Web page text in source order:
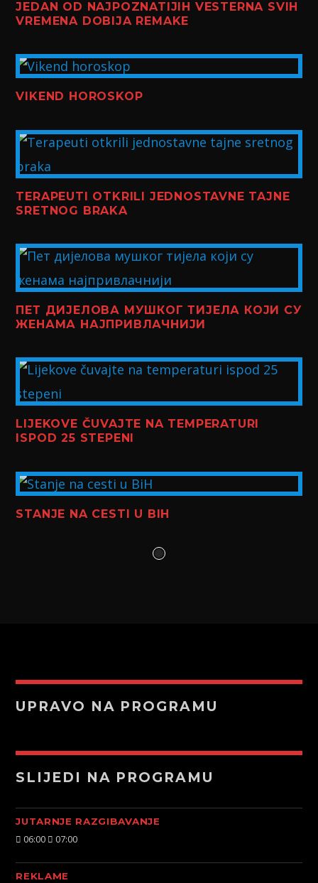
JEDAN OD NAJPOZNATIJIH VESTERNA SVIH
VREMENA DOBIJA REMAKE
VIKEND HOROSKOP
TERAPEUTI OTKRILI JEDNOSTAVNE TAJNE
SRETNOG BRAKA
ПЕТ ДИЈЕЛОВА МУШКОГ ТИЈЕЛА КОЈИ СУ
ЖЕНАМА НАЈПРИВЛАЧНИЈИ
LIJEKOVE ČUVAJTE NA TEMPERATURI
ISPOD 25 STEPENI
STANJE NA CESTI U BIH
UPRAVO NA PROGRAMU
SLIJEDI NA PROGRAMU
JUTARNJE RAZGIBAVANJE
06:00 07:00
REKLAME